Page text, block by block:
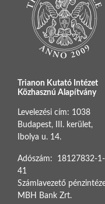
Trianon Kutató Intézet
Közhasznú Alapítvány
Levelezési cím: 1038
Budapest, III. kerület,
Ibolya u. 14.
Adószám: 18127832-1-
41
Számlavezető
MBH Bank Zrt.